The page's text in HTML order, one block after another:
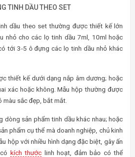
TINH DẦU THEO SET
dầu theo set thường được thiết kế lớn
nhỏ cho các lọ tinh dầu 7ml, 10ml hoặc
tới 3-5 ô đựng các lọ tinh dầu nhỏ khác
thiết kế dưới dạng nắp âm dương; hoặc
xác hoặc không. Mẫu hộp thường được
màu sắc đẹp, bắt mắt.
dòng sản phẩm tinh dầu khác nhau; hoặc
phẩm cụ thể mà doanh nghiệp, chủ kinh
hộp với nhiều hình dạng đặc biệt, gây ấn
kích thước linh hoạt, đảm bảo có thể